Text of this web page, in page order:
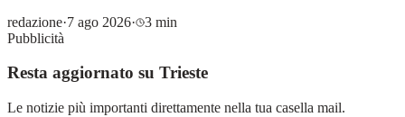
redazione·7 ago 2026·
3 min
Pubblicità
Resta aggiornato su Trieste
Le notizie più importanti direttamente nella tua casella mail.